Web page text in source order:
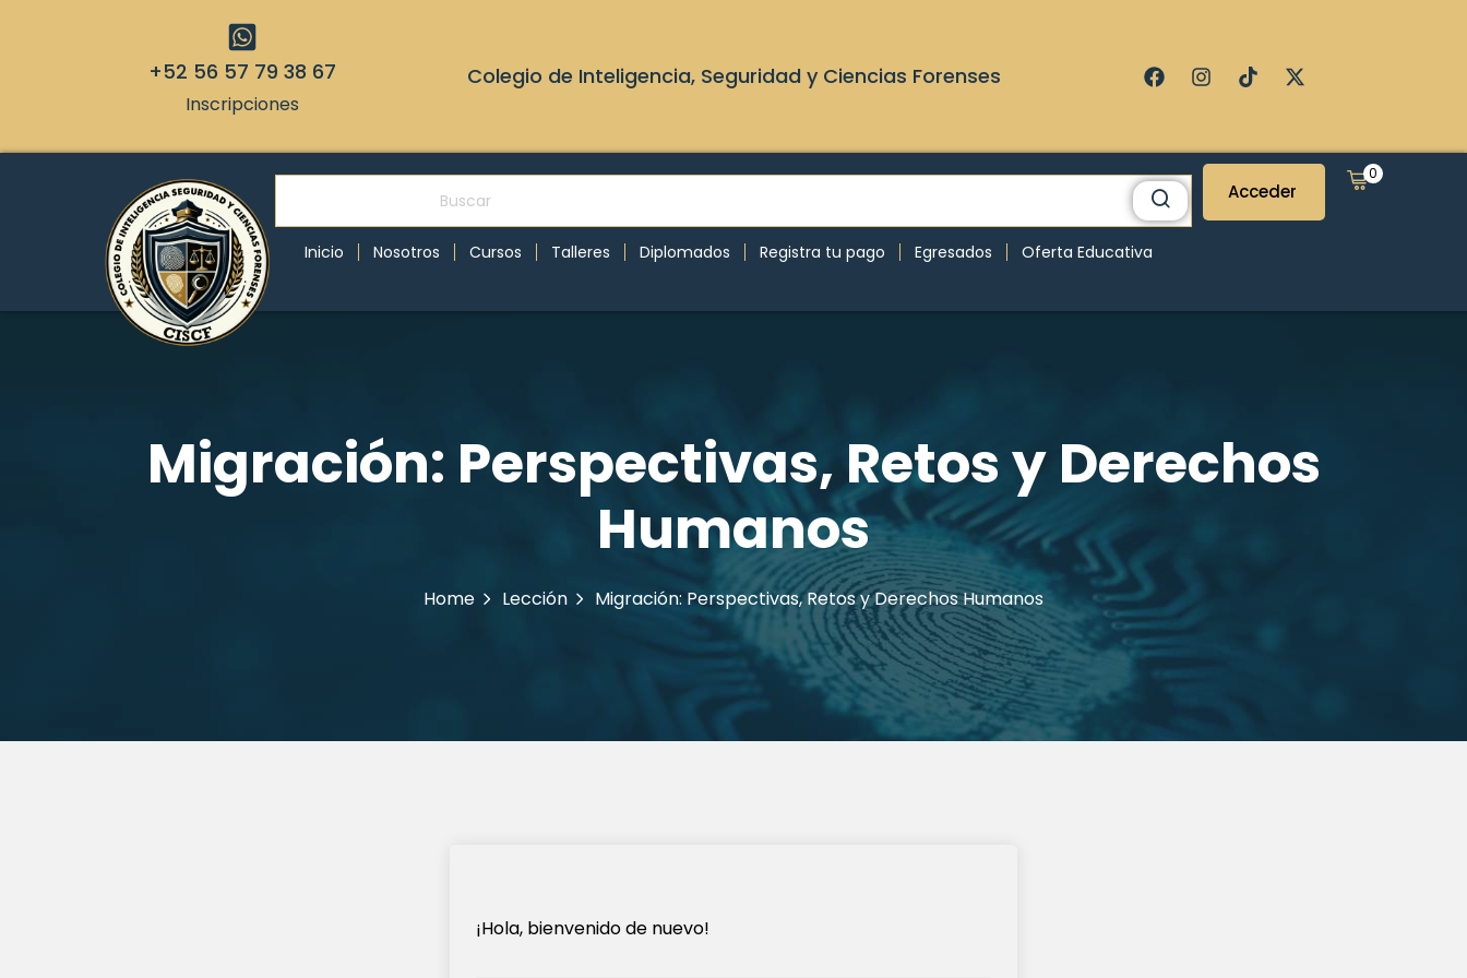
+52 56 57 79 38 67
Inscripciones
Colegio de Inteligencia, Seguridad y Ciencias Forenses
Inicio Nosotros Cursos Talleres Diplomados Registra tu pago Egresados Oferta Educativa
Acceder
0
Migración: Perspectivas, Retos y Derechos
Humanos
Home Lección Migración: Perspectivas, Retos y Derechos Humanos
¡Hola, bienvenido de nuevo!